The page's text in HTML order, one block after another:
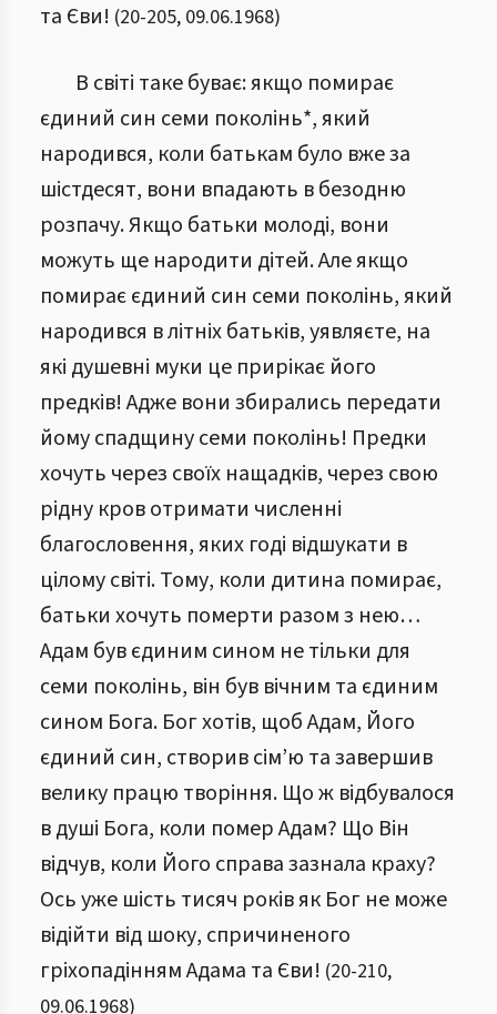
та Єви! (20-205, 09.06.1968)
В світі таке буває: якщо помирає
єдиний син семи поколінь*, який
народився, коли батькам було вже за
шістдесят, вони впадають в безодню
розпачу. Якщо батьки молоді, вони
можуть ще народити дітей. Але якщо
помирає єдиний син семи поколінь, який
народився в літніх батьків, уявляєте, на
які душевні муки це прирікає його
предків! Адже вони збирались передати
йому спадщину семи поколінь! Предки
хочуть через своїх нащадків, через свою
рідну кров отримати численні
благословення, яких годі відшукати в
цілому світі. Тому, коли дитина помирає,
батьки хочуть померти разом з нею…
Адам був єдиним сином не тільки для
семи поколінь, він був вічним та єдиним
сином Бога. Бог хотів, щоб Адам, Його
єдиний син, створив сім’ю та завершив
велику працю творіння. Що ж відбувалося
в душі Бога, коли помер Адам? Що Він
відчув, коли Його справа зазнала краху?
Ось уже шість тисяч років як Бог не може
відійти від шоку, спричиненого
гріхопадінням Адама та Єви! (20-210,
09.06.1968)